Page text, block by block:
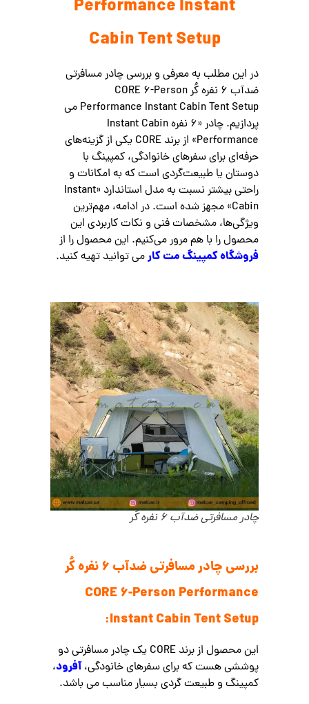
Performance Instant
Cabin Tent Setup
در این مطلب به معرفی و بررسی چادر مسافرتی
ضدآب 6 نفره کُر CORE 6-Person
Performance Instant Cabin Tent Setup می
پردازیم. چادر «۶ نفره Instant Cabin
Performance» از برند CORE یکی از گزینه‌های
حرفه‌ای برای سفرهای خانوادگی، کمپینگ با
دوستان یا طبیعت‌گردی است که به امکانات و
راحتی بیشتر نسبت به مدل استاندارد «Instant
Cabin» مجهز شده است. در ادامه، مهم‌ترین
ویژگی‌ها، مشخصات فنی و نکات کاربردی این
محصول را با هم مرور می‌کنیم. این محصول را از
فروشگاه کمپینگ مت کارمی توانید تهیه کنید.
چادر مسافرتی ضدآب 6 نفره کُر
بررسی چادر مسافرتی ضدآب 6 نفره کُر
CORE 6-Person Performance
Instant Cabin Tent Setup:
این محصول از برند CORE یک چادر مسافرتی دو
پوششی هست که برای سفرهای خانودگی،آفرود،
کمپینگ و طبیعت گردی بسیار مناسب می باشد.